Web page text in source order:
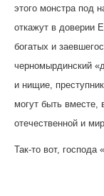
этого монстра под
откажут в доверии
богатых и
черномырдинский
и нищие,
могут быть вместе,
отечественной и
Так-то вот, господа